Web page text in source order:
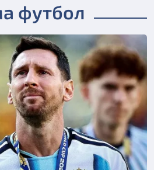
футбол